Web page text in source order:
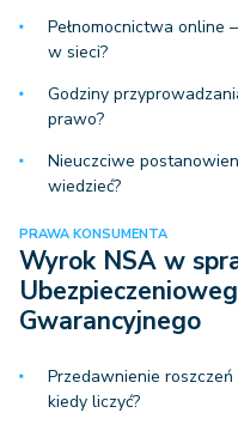
Pełnomocnictwa online
w sieci?
Godziny
prawo?
Nieuczciwe
wiedzieć?
PRAWA KONSUMENTA
Wyrok NSA w
Gwarancyjnego
Przedawnienie
kiedy liczyć?